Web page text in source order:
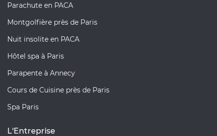
Parachute en PACA
Montgolfière près de Paris
Nuit insolite en PACA
Hôtel spa à Paris
Parapente à Annecy
Cours de Cuisine près de Paris
Spa Paris
L'Entreprise